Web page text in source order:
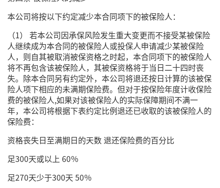
本公司将按以下约定减少本合同项下的被保险人：
（1） 若本公司因承保风险发生重大变更而不接受某被保险
人继续成为本合同的被保险人或投保人申请减少某被保险
人，则自其被取消被保资格之时起，本合同项下的被保险人
将不再包含该被保险人，其被保资格将于当日二十四时丧
失。除本合同另有约定外，本公司将退还按日计算的该被保
险人项下相应的未满期保险费。但对于按保险年度计收保险
费的被保险人,如果对该被保险人的实际保障期间不满一
年，本公司将根据下表约定比例退还已收取的该被保险人的
保险费：
资格丧失日至满期日的天数 退还保险费的百分比
足300天或以上 60％
足270天少于300天 50％